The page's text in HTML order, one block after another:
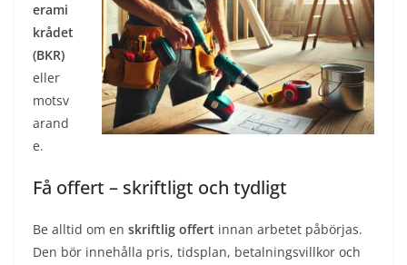
erami
krådet
(BKR)
eller
motsv
arand
e.
Få offert – skriftligt och tydligt
Be alltid om en skriftlig offert innan arbetet påbörjas.
Den bör innehålla pris, tidsplan, betalningsvillkor och